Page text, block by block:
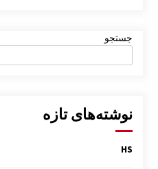
جستجو
نوشته‌های تازه
HS